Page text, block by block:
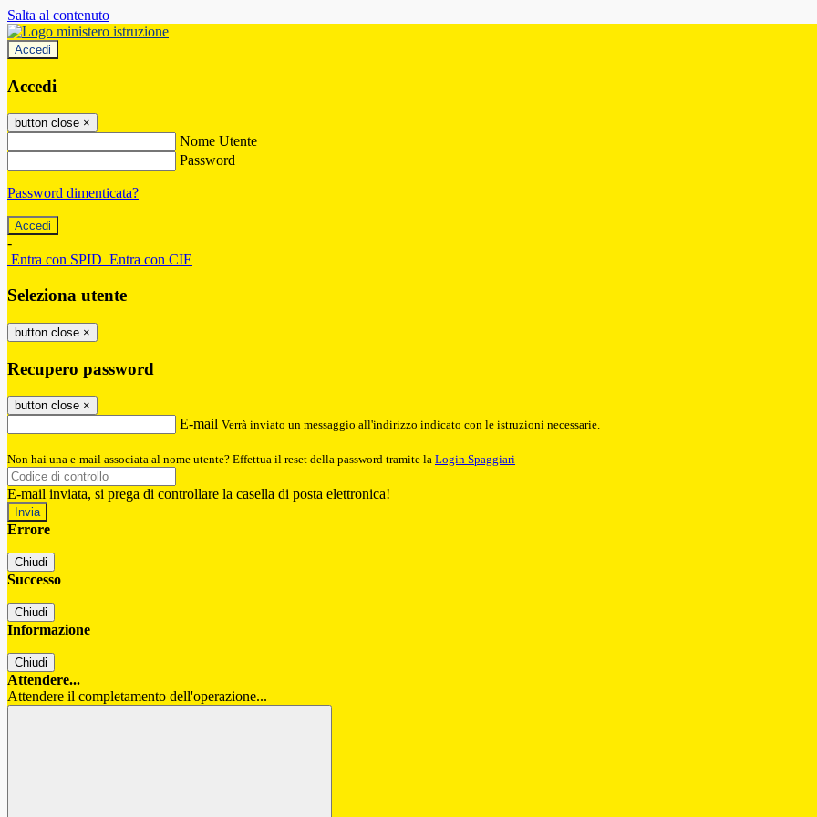
Salta al contenuto
Accedi
Accedi
button close ×
Nome Utente
Password
Password dimenticata?
-
Entra con SPID Entra con CIE
Seleziona utente
button close ×
Recupero password
button close ×
E-mail Verrà inviato un messaggio all'indirizzo indicato con le istruzioni necessarie.
Non hai una e-mail associata al nome utente? Effettua il reset della password tramite la Login Spaggiari
E-mail inviata, si prega di controllare la casella di posta elettronica!
Errore
Chiudi
Successo
Chiudi
Informazione
Chiudi
Attendere...
Attendere il completamento dell'operazione...